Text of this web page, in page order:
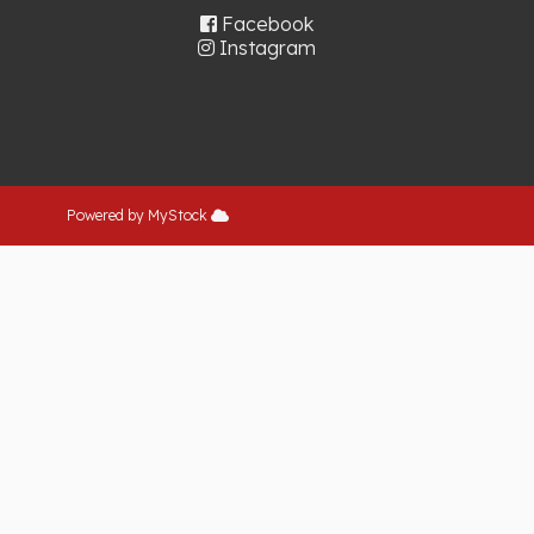
Facebook
Instagram
Powered by MyStock